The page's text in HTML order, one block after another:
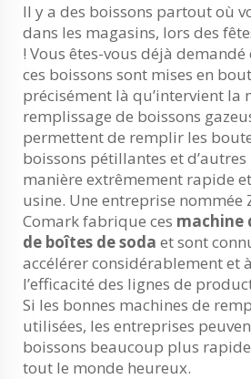
Il y a des boissons partout où
dans les magasins, lors des
! Vous êtes-vous déjà
ces boissons sont mises en
précisément là qu’intervient la
remplissage de boissons
permettent de remplir les
boissons pétillantes et
manière extrêmement rapide
usine. Une entreprise nommée
Comark fabrique ces machine
de boîtes de soda et sont
accélérer considérablement et
l’efficacité des lignes de
Si les bonnes machines de
utilisées, les entreprises
boissons beaucoup plus
tout le monde heureux.